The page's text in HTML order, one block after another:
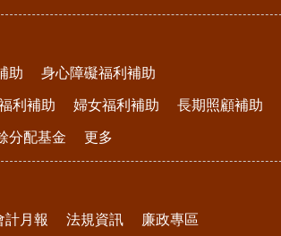
助 身心障礙福利補助
利補助 婦女福利補助 長期照顧補助
分配基金 更多
計月報 法規資訊 廉政專區